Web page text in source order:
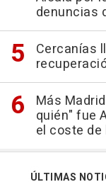
denuncias
Cercanías
Más
quién" fue
el coste
ÚLTIMAS